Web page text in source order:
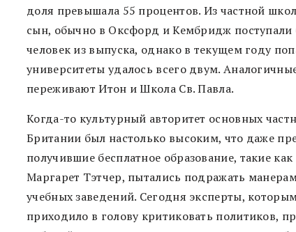
доля превышала 55 процентов. Из частной
сын, обычно в Оксфорд и Кембридж поступали
человек из выпуска, однако в текущем году
университеты удалось всего двум.
переживают Итон и Школа Св. Павла.
Когда-то культурный авторитет основных
Британии был настолько высоким, что даже
получившие бесплатное образование, такие
Маргарет Тэтчер, пытались подражать
учебных заведений. Сегодня эксперты,
приходило в голову критиковать политиков,